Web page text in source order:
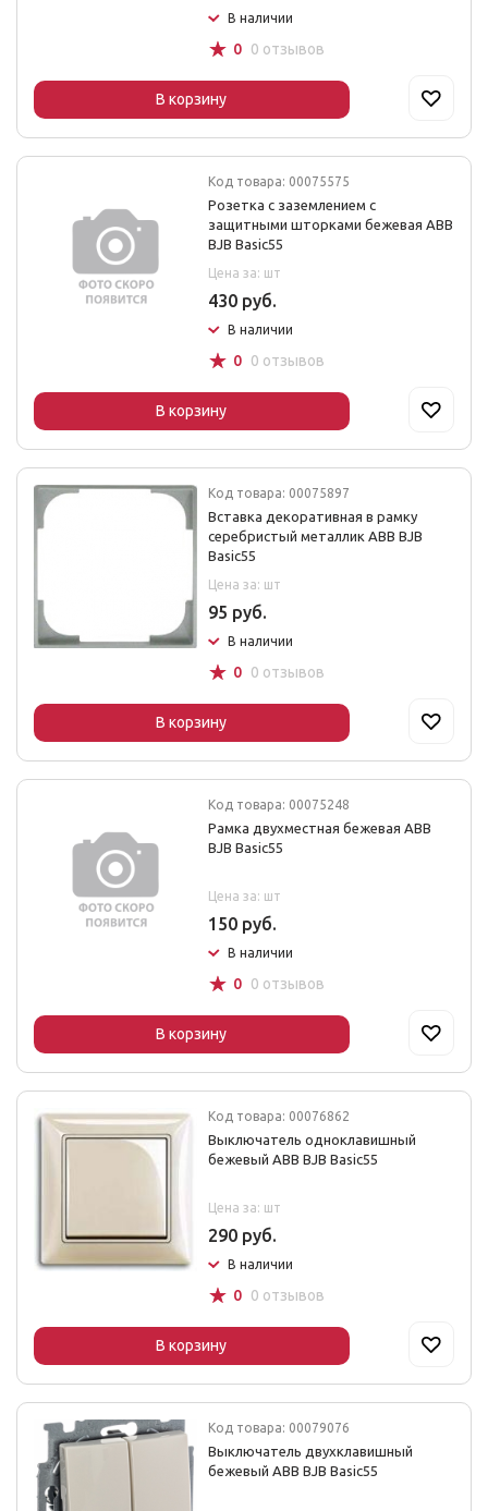
В наличии
☆ 0 0 отзывов
В корзину
Код товара: 00075575
Розетка с заземлением с
защитными шторками бежевая ABB
BJB Basic55
Цена за: шт
430 руб.
В наличии
☆ 0 0 отзывов
В корзину
Код товара: 00075897
Вставка декоративная в рамку
серебристый металлик ABB BJB
Basic55
Цена за: шт
95 руб.
В наличии
☆ 0 0 отзывов
В корзину
Код товара: 00075248
Рамка двухместная бежевая ABB
BJB Basic55
Цена за: шт
150 руб.
В наличии
☆ 0 0 отзывов
В корзину
Код товара: 00076862
Выключатель одноклавишный
бежевый ABB BJB Basic55
Цена за: шт
290 руб.
В наличии
☆ 0 0 отзывов
В корзину
Код товара: 00079076
Выключатель двухклавишный
бежевый ABB BJB Basic55